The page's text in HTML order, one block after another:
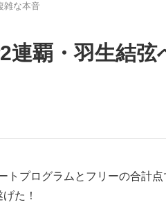
雑な本音
覇・羽生結弦
プログラムとフリーの合計点
た！